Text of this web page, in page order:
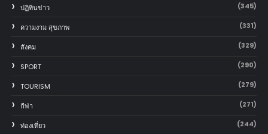
ปฏิทินข่าว (345)
ความงาม สุขภาพ (331)
สังคม (329)
SPORT (290)
TOURISM (279)
กีฬา (271)
ท่องเที่ยว (244)